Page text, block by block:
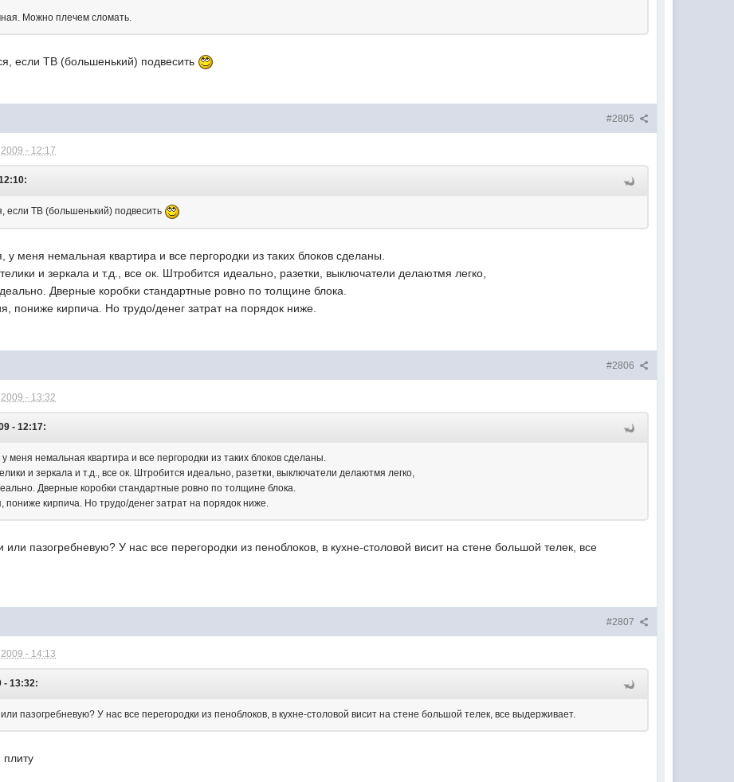
Можно плечем сломать.
если ТВ (большенький) подвесить
#2805
- 12:17
если ТВ (большенький) подвесить
у меня немальная квартира и все пергородки из таких блоков сделаны.
и зеркала и т.д., все ок. Штробится идеально, разетки, выключатели делаютмя легко,
Дверные коробки стандартные ровно по толщине блока.
пониже кирпича. Но трудо/денег затрат на порядок ниже.
#2806
- 13:32
- 12:17:
меня немальная квартира и все пергородки из таких блоков сделаны.
и зеркала и т.д., все ок. Штробится идеально, разетки, выключатели делаютмя легко,
Дверные коробки стандартные ровно по толщине блока.
пониже кирпича. Но трудо/денег затрат на порядок ниже.
пазогребневую? У нас все перегородки из пеноблоков, в кухне-столовой висит на стене большой телек, все
#2807
- 14:13
- 13:32:
пазогребневую? У нас все перегородки из пеноблоков, в кухне-столовой висит на стене большой телек, все выдерживает.